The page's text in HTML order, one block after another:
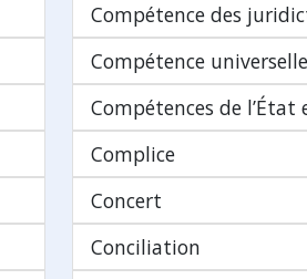
Compétence des
Compétence universelle
Compétences de
Complice
Concert
Conciliation